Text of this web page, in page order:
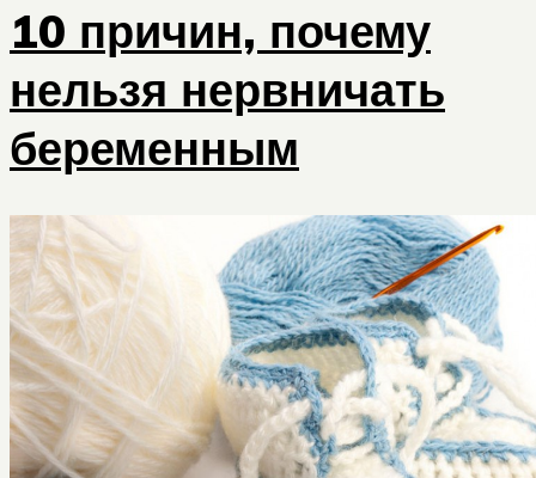
10 причин, почему
нельзя нервничать
беременным